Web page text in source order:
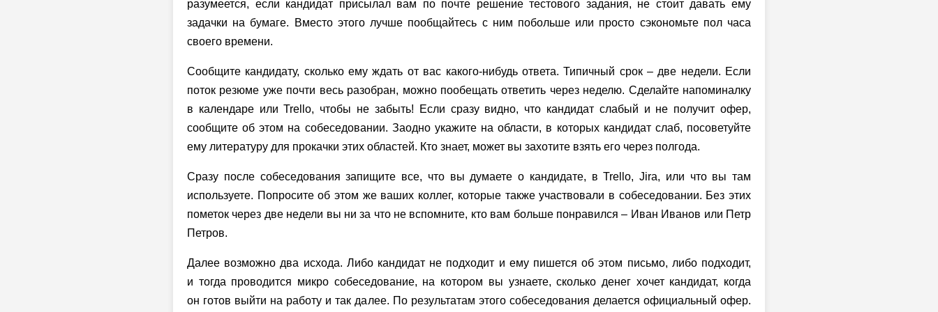
разумеется, если кандидат присылал вам по почте решение тестового задания, не стоит давать ему
задачки на бумаге. Вместо этого лучше пообщайтесь с ним побольше или просто сэкономьте пол часа
своего времени.
Сообщите кандидату, сколько ему ждать от вас какого-нибудь ответа. Типичный срок – две недели. Если
поток резюме уже почти весь разобран, можно пообещать ответить через неделю. Сделайте напоминалку
в календаре или Trello, чтобы не забыть! Если сразу видно, что кандидат слабый и не получит офер,
сообщите об этом на собеседовании. Заодно укажите на области, в которых кандидат слаб, посоветуйте
ему литературу для прокачки этих областей. Кто знает, может вы захотите взять его через полгода.
Сразу после собеседования запищите все, что вы думаете о кандидате, в Trello, Jira, или что вы там
используете. Попросите об этом же ваших коллег, которые также участвовали в собеседовании. Без этих
пометок через две недели вы ни за что не вспомните, кто вам больше понравился – Иван Иванов или Петр
Петров.
Далее возможно два исхода. Либо кандидат не подходит и ему пишется об этом письмо, либо подходит,
и тогда проводится микро собеседование, на котором вы узнаете, сколько денег хочет кандидат, когда
он готов выйти на работу и так далее. По результатам этого собеседования делается официальный офер.